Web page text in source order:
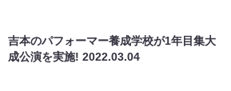
吉本のパフォーマー養成学校が1年目集大
成公演を実施!2022.03.04